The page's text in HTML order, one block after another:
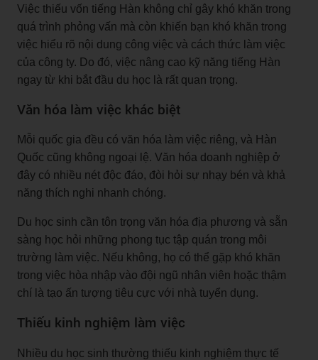
Việc thiếu vốn tiếng Hàn không chỉ gây khó khăn trong
quá trình phỏng vấn mà còn khiến bạn khó khăn trong
việc hiểu rõ nội dung công việc và cách thức làm việc
của công ty. Do đó, việc nâng cao kỹ năng tiếng Hàn
ngay từ khi bắt đầu du học là rất quan trọng.
Văn hóa làm việc khác biệt
Mỗi quốc gia đều có văn hóa làm việc riêng, và Hàn
Quốc cũng không ngoại lệ. Văn hóa doanh nghiệp ở
đây có nhiều nét độc đáo, đòi hỏi sự nhạy bén và khả
năng thích nghi nhanh chóng.
Du học sinh cần tôn trọng văn hóa địa phương và sẵn
sàng học hỏi những phong tục tập quán trong môi
trường làm việc. Nếu không, họ có thể gặp khó khăn
trong việc hòa nhập vào đội ngũ nhân viên hoặc thậm
chí là tạo ấn tượng tiêu cực với nhà tuyển dụng.
Thiếu kinh nghiệm làm việc
Nhiều du học sinh thường thiếu kinh nghiệm thực tế